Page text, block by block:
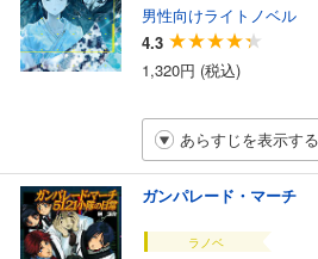
男性向けライトノベル
4.3
1,320円 (税込)
あらすじを表示する
ガンパレード・マーチ
ラノベ